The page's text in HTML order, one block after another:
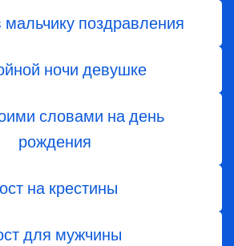
поздравления
ночи девушке
словами на день
рождения
на крестины
для мужчины